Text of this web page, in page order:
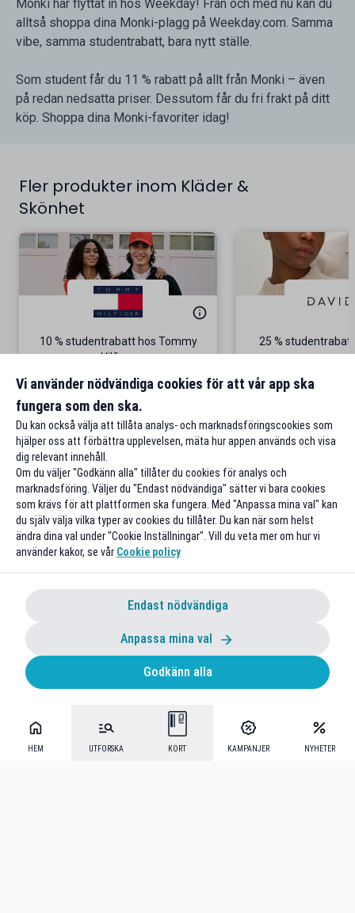
HEM UTFORSKA KORT KAMPANJER NYHETER
Monki har flyttat in hos Weekday! Från och med nu kan du
alltså shoppa dina Monki-plagg på Weekday.com. Samma
vibe, samma studentrabatt, bara nytt ställe.
Som student får du 11 % rabatt på allt från Monki – även
på redan nedsatta priser. Dessutom får du fri frakt på ditt
köp. Shoppa dina Monki-favoriter idag!
Fler produkter inom Kläder &
Skönhet
10 % studentrabatt hos Tommy
Hilfiger
Gäller på ordinarie pris
Till rabatten
25 %
Vi använder nödvändiga cookies för att vår app ska
fungera som den ska.
Du kan också välja att tillåta analys- och marknadsföringscookies som
hjälper oss att förbättra upplevelsen, mäta hur appen används och visa
dig relevant innehåll.
Om du väljer "Godkänn alla" tillåter du cookies för analys och
marknadsföring. Väljer du "Endast nödvändiga" sätter vi bara cookies
som krävs för att plattformen ska fungera. Med "Anpassa mina val" kan
du själv välja vilka typer av cookies du tillåter. Du kan när som helst
ändra dina val under "Cookie Inställningar". Vill du veta mer om hur vi
använder kakor, se vår Cookie policy
Endast nödvändiga
Anpassa mina val
Godkänn alla